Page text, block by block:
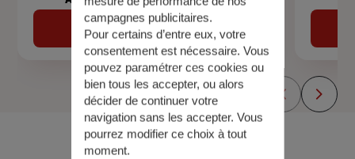
Découvrir
campagnes publicitaires.
Pour certains d’entre eux, votre
consentement est nécessaire. Vous
pouvez paramétrer ces cookies ou
bien tous les accepter, ou alors
décider de continuer votre
navigation sans les accepter. Vous
pourrez modifier ce choix à tout
moment.